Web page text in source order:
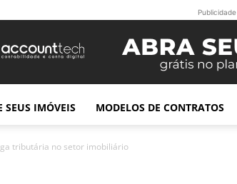
Publicidade
SEUS IMÓVEIS MODELOS DE CONTRATOS
tributária no setor imobiliário